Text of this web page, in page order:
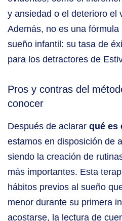
y ansiedad o el deterioro el
Además, no es una fórmula
sueño infantil: su tasa de
para los detractores de
Pros y contras del
conocer
Después de aclarar qué es
estamos en disposición de
siendo la creación de
más importantes. Esta
hábitos previos al sueño
menor durante su primera
acostarse, la lectura de